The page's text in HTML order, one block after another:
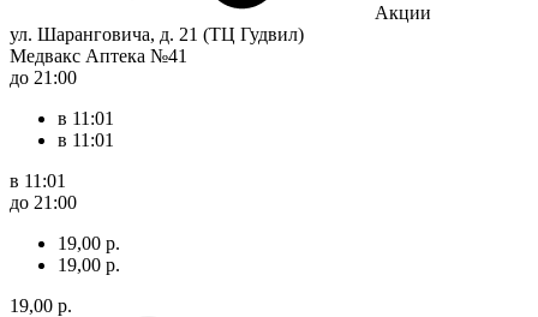
Акции
ул. Шаранговича, д. 21 (ТЦ Гудвил)
Медвакс Аптека №41
до 21:00
в 11:01
в 11:01
в 11:01
до 21:00
19,00 р.
19,00 р.
19,00 р.